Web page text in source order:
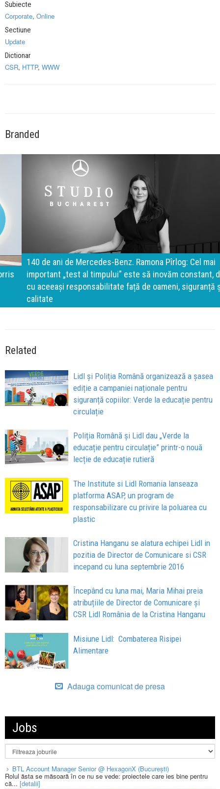
Subiecte
Corporate, Online
Sectiune
Update
Dictionar
CSR, HTTP, WWW
Branded
140 de ani de Mercedes-Benz. Ramona Pîrlog: Cel mai
important „test al timpului” este să inovăm constant, dar
cu aceeași responsabilitate față de oameni, siguranță și
calitate
Related
Lidl și Poliția Română organizează a șasea
ediție a campaniei naționale pentru
siguranță copiilor: Verde la educație pentru
circulație
Poliția Română și Lidl dau „Verde la
educație pentru circulație” printr-o nouă
lecție de educație rutieră
The Institute si Lidl Romania lanseaza
platforma ASAP, un program de
responsabilizare cu privire la poluarea cu
plastic
Cristina Hanganu se alatura echipei Lidl in
pozitia de Director de Comunicare si CSR
incepand cu luna septembrie 2016
Începând cu luna mai, Maria Mihai preia
atribuțiile de Director de Comunicare și
CSR Lidl România de la Cristina Hanganu
Misiune Lidl: Combaterea Risipei
Alimentare
Adauga comunicat de presa
Jobs
BTL Account Manager Senior @ HexagonX (București)
Rolul ăsta se măsoară în ce nu se vede: proiectele care ies bine pentru
că... [detalii]